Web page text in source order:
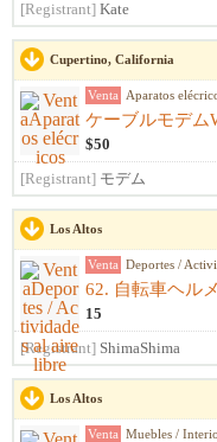
[Registrant] Kate
Cupertino, California
Venta Aparatos
ケーブルモデム
$50
[Registrant] モデム
Los Altos
Venta Deportes /
62. 自転車ヘル
15
[Registrant] ShimaShima
Los Altos
Venta Muebles /